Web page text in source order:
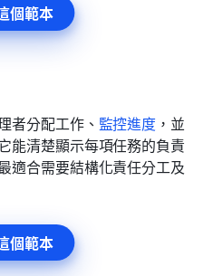
個範本
者分配工作、 監控進度 ，並
能清楚顯示每項任務的負責
適合需要結構化責任分工及
個範本